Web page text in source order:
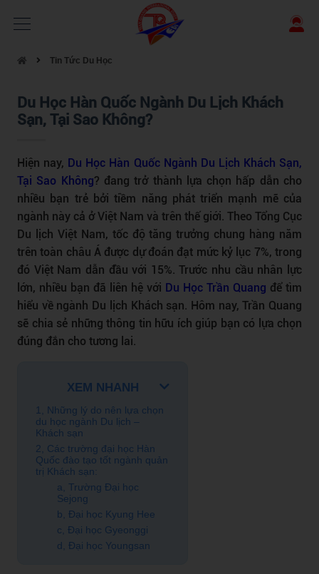
Tin Tức Du Học
Du Học Hàn Quốc Ngành Du Lịch Khách
Sạn, Tại Sao Không?
Hiện nay, Du Học Hàn Quốc Ngành Du Lịch Khách Sạn,
Tại Sao Không? đang trở thành lựa chọn hấp dẫn cho
nhiều bạn trẻ bởi tiềm năng phát triển mạnh mẽ của
ngành này cả ở Việt Nam và trên thế giới. Theo Tổng Cục
Du lịch Việt Nam, tốc độ tăng trưởng chung hàng năm
trên toàn châu Á được dự đoán đạt mức kỷ lục 7%, trong
đó Việt Nam dẫn đầu với 15%. Trước nhu cầu nhân lực
lớn, nhiều bạn đã liên hệ với Du Học Trần Quang để tìm
hiểu về ngành Du lịch Khách sạn. Hôm nay, Trần Quang
sẽ chia sẻ những thông tin hữu ích giúp bạn có lựa chọn
đúng đắn cho tương lai.
XEM NHANH
1, Những lý do nên lựa chọn
du học ngành Du lịch –
Khách sạn
2, Các trường đại học Hàn
Quốc đào tạo tốt ngành quản
trị Khách sạn:
a, Trường Đại học
Sejong
b, Đại học Kyung Hee
c, Đại học Gyeonggi
d, Đại học Youngsan